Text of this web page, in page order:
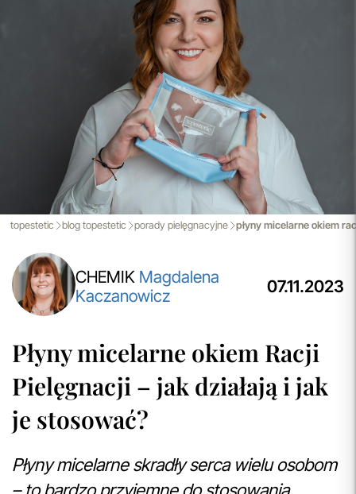
Darmowa Dostawa i Zwrot
Naszym celem jest zapewnienie błyskawicznej i
efektywnej realizacji zamówień w naszym sklepie. Dzięki
nowoczesnemu magazynowi oraz zaawansowanym
technologicznie systemom IT, zamówienia są zazwyczaj
wysyłane i dostarczane w ciągu zaledwie24 godzin
momentu złożenia.
przeczytaj więcej
Aktualizacja Regulaminów
Zmiany obowiązują od 27.04.2026.
Korzystanie ze Sklepu Internetowego lub Konta po tym
terminie oznacza akceptację wprowadzonych zmian.
przeczytaj więcej
topestetic blog topestetic porady pielęgnacyjne płyny micelarne okiem
CHEMIK Magdalena
Kaczanowicz
07.11.2023
Płyny micelarne okiem Racji
Pielęgnacji – jak działają i jak
je stosować?
Płyny micelarne skradły serca wielu osobom